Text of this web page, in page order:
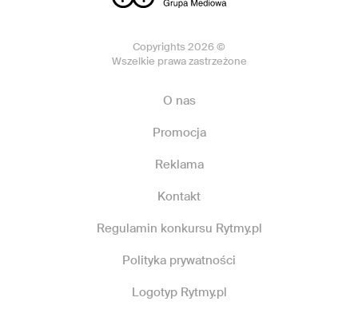
Copyrights 2026 ©
Wszelkie prawa zastrzeżone
O nas
Promocja
Reklama
Kontakt
Regulamin konkursu Rytmy.pl
Polityka prywatności
Logotyp Rytmy.pl